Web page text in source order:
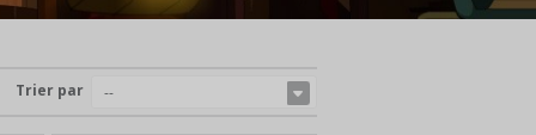
Trier par --